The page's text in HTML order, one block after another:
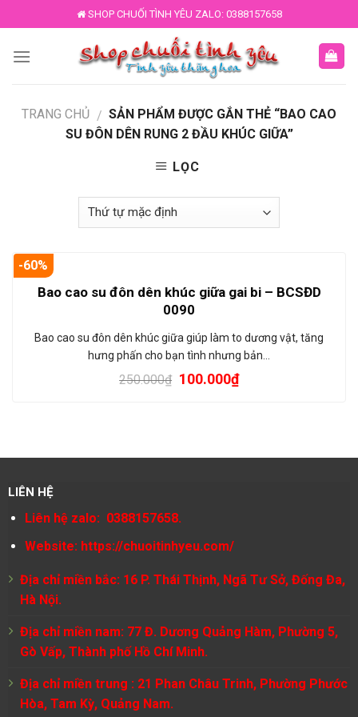
to
content
SHOP CHUỐI TÌNH YÊU ZALO: 0388157658
TRANG CHỦ / SẢN PHẨM ĐƯỢC GẮN THẺ “BAO CAO
SU ĐÔN DÊN RUNG 2 ĐẦU KHÚC GIỮA”
LỌC
-60%
Bao cao su đôn dên khúc giữa gai bi – BCSĐD
0090
Bao cao su đôn dên khúc giữa giúp làm to dương vật, tăng
hưng phấn cho bạn tình nhưng bản…
250.000₫ 100.000₫
LIÊN HỆ
Liên hệ zalo: 0388157658.
Website: https://chuoitinhyeu.com/
Địa chỉ miền bắc: 16 P. Thái Thịnh, Ngã Tư Sở, Đống Đa,
Hà Nội.
Địa chỉ miền nam: 77 Đ. Dương Quảng Hàm, Phường 5,
Gò Vấp, Thành phố Hồ Chí Minh.
Địa chỉ miền trung : 21 Phan Châu Trinh, Phường Phước
Hòa, Tam Kỳ, Quảng Nam.